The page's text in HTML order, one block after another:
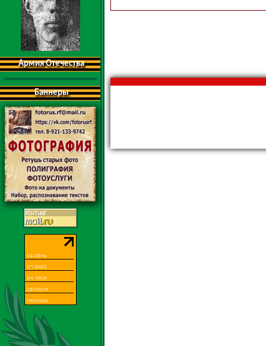
Армия Отечества
Баннеры